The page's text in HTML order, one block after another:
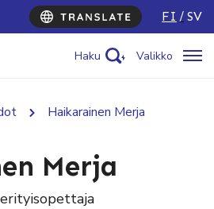
FI SV
Haku Valikko
Haikarainen Merja
Merja